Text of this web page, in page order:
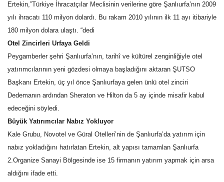
Yaşam
Künye
Sağlık
İletişim
Kültür Sanat
Ertekin,”Türkiye İhracatçılar Meclisinin verilerine göre Şanlıurfa’nın 2009
yılı ihracatı 110 milyon dolardı. Bu rakam 2010 yılının ilk 11 ayı itibariyle
180 milyon dolara ulaştı. “dedi
Otel Zincirleri Urfaya Geldi
Peygamberler şehri Şanlıurfa’nın, tarihî ve kültürel zenginliğiyle otel
yatırımcılarının yeni gözdesi olmaya başladığını aktaran ŞUTSO
Başkanı Ertekin, üç yıl önce Şanlıurfaya gelen ünlü otel zinciri
Dedemanın ardından Sheraton ve Hilton da 5 ay içinde misafir kabul
edeceğini söyledi.
Büyük Yatırımcılar Nabız Yokluyor
Kale Grubu, Novotel ve Güral Otelleri’nin de Şanlıurfa’da yatırım için
nabız yokladığını hatırlatan Ertekin, alt yapısı tamamlan Şanlıurfa
2.Organize Sanayi Bölgesinde ise 15 firmanın yatırım yapmak için arsa
aldığını ifade etti.